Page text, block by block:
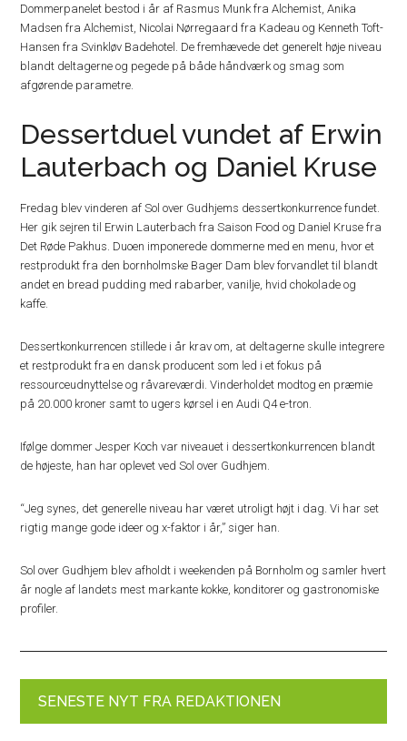
Dommerpanelet bestod i år af Rasmus Munk fra Alchemist, Anika
Madsen fra Alchemist, Nicolai Nørregaard fra Kadeau og Kenneth Toft-
Hansen fra Svinkløv Badehotel. De fremhævede det generelt høje niveau
blandt deltagerne og pegede på både håndværk og smag som
afgørende parametre.
Dessertduel vundet af Erwin
Lauterbach og Daniel Kruse
Fredag blev vinderen af Sol over Gudhjems dessertkonkurrence fundet.
Her gik sejren til Erwin Lauterbach fra Saison Food og Daniel Kruse fra
Det Røde Pakhus. Duoen imponerede dommerne med en menu, hvor et
restprodukt fra den bornholmske Bager Dam blev forvandlet til blandt
andet en bread pudding med rabarber, vanilje, hvid chokolade og
kaffe.
Dessertkonkurrencen stillede i år krav om, at deltagerne skulle integrere
et restprodukt fra en dansk producent som led i et fokus på
ressourceudnyttelse og råvareværdi. Vinderholdet modtog en præmie
på 20.000 kroner samt to ugers kørsel i en Audi Q4 e-tron.
Ifølge dommer Jesper Koch var niveauet i dessertkonkurrencen blandt
de højeste, han har oplevet ved Sol over Gudhjem.
“Jeg synes, det generelle niveau har været utroligt højt i dag. Vi har set
rigtig mange gode ideer og x-faktor i år,” siger han.
Sol over Gudhjem blev afholdt i weekenden på Bornholm og samler hvert
år nogle af landets mest markante kokke, konditorer og gastronomiske
profiler.
SENESTE NYT FRA REDAKTIONEN